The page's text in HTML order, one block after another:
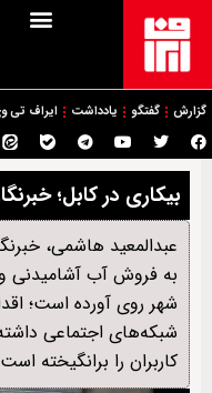
گزارش گفتگو یادداشت ایراف تی
بیکاری در کابل؛
عبدالمعید هاشمی،
به فروش آب آشامیدنی
شهر روی آورده است؛
شبکه‌های اجتماعی
کاربران را برانگیخته